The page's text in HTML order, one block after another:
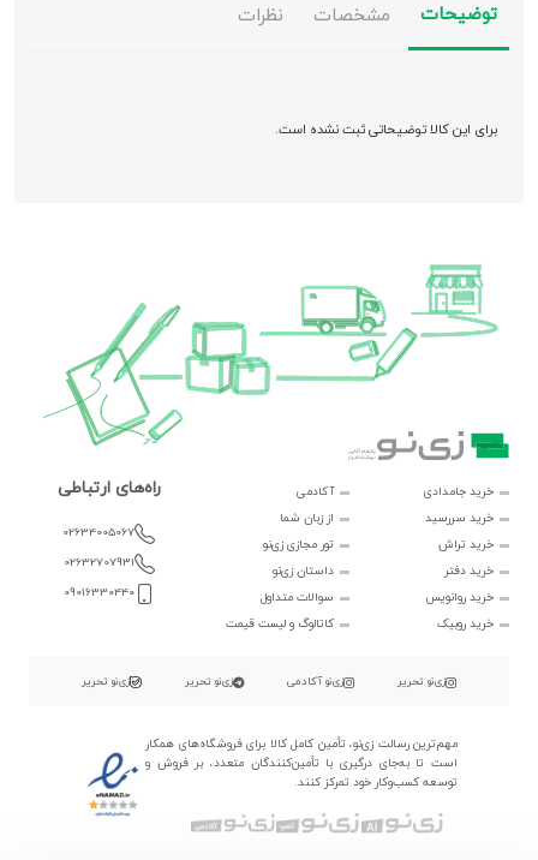
توضیحات مشخصات نظرات
برای این کالا توضیحاتی ثبت نشده است.
خرید جامدادی
خرید سررسید
خرید تراش
خرید دفتر
خرید روانویس
خرید روبیک
آکادمی
از زبان شما
تور مجازی زی‌نو
داستان زی‌نو
سوالات متداول
کاتالوگ و لیست قیمت
راه‌های ارتباطی
02634005067
02632707931
09016330440
زی‌نو تحریر زی‌نو آکادمی زی‌نو تحریر زی‌نو تحریر
مهم‌ترین رسالت زی‌نو، تأمین کامل کالا برای فروشگاه‌های همکار
است تا به‌جای درگیری با تأمین‌کنندگان متعدد، بر فروش و
توسعه کسب‌وکار خود تمرکز کنند.